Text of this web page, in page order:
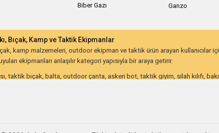
Biber Gazı
Ganzo
Bıçak, Kamp ve Taktik Ekipmanlar
kamp malzemeleri, outdoor ekipman ve taktik ürün arayan kullanıcılar
ekipmanları anlaşılır kategori yapısıyla bir araya getirir.
taktik bıçak, balta, outdoor çanta, askeri bot, taktik giyim, silah kılıfı,